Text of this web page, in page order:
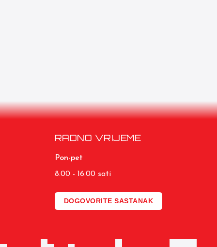
RADNO VRIJEME
Pon-pet
8.00 - 16.00 sati
DOGOVORITE SASTANAK